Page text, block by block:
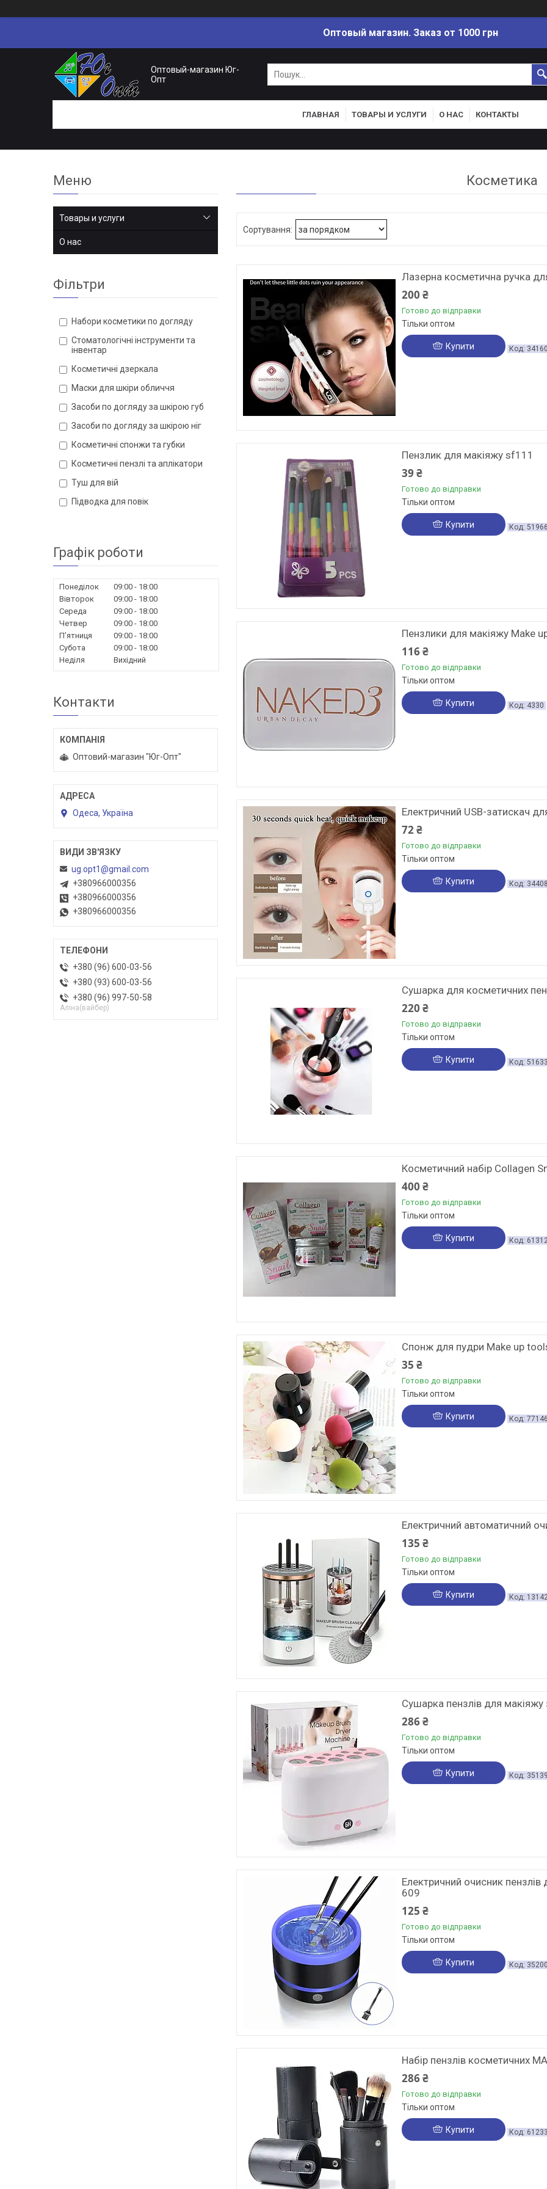
Оптовый магазин. Заказ от 1000 грн
Оптовый-магазин Юг-
Опт
ГЛАВНАЯ ТОВАРЫ И УСЛУГИ О НАС КОНТАКТЫ
Косметика
Лазерна косметична ручка
200 ₴
Готово до відправки
Тільки оптом
Купити 34160
Пензлик для макіяжу sf111
39 ₴
Готово до відправки
Тільки оптом
Купити 51966
Пензлики для макіяжу Make
116 ₴
Готово до відправки
Тільки оптом
Купити 4330
Електричний USB-затискач
72 ₴
Готово до відправки
Тільки оптом
Купити 34408
Сушарка для косметичних
220 ₴
Готово до відправки
Тільки оптом
Купити 51633
Косметичний набір Collagen
400 ₴
Готово до відправки
Тільки оптом
Купити
Спонж для пудри Make up
35 ₴
Готово до відправки
Тільки оптом
Купити 77146
Електричний автоматичний
135 ₴
Готово до відправки
Тільки оптом
Купити
Сушарка пензлів для
286 ₴
Готово до відправки
Тільки оптом
Купити 35139
Електричний очисник
609
125 ₴
Готово до відправки
Тільки оптом
Купити 35200
Набір пензлів косметичних
286 ₴
Готово до відправки
Тільки оптом
Купити 61233
Товары и услуги
О нас
Фільтри
Набори косметики по догляду
Стоматологічні інструменти та
інвентар
Косметичні дзеркала
Маски для шкіри обличчя
Засоби по догляду за шкірою губ
Засоби по догляду за шкірою ніг
Косметичні спонжи та губки
Косметичні пензлі та аплікатори
Туш для вій
Підводка для повік
Графік роботи
Понеділок 09:00
18:00
Вівторок
09:00
18:00
Середа
09:00
18:00
Четвер
09:00
18:00
Пʼятниця
09:00
18:00
Субота
09:00
18:00
Неділя
Вихідний
Контакти
Оптовий-магазин "Юг-Опт"
Одеса, Україна
ug.opt1@gmail.com
+380966000356
+380966000356
+380966000356
+380 (96) 600-03-56
+380 (93) 600-03-56
+380 (96) 997-50-58
Алiна(вайбер)